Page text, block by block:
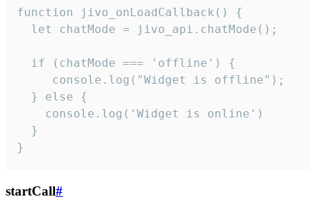
function jivo_onLoadCallback() {
  let chatMode = jivo_api.chatMode();
  if (chatMode === 'offline') {
     console.log("Widget is offline");
  } else {
    console.log('Widget is online')
  }
}
startCall#